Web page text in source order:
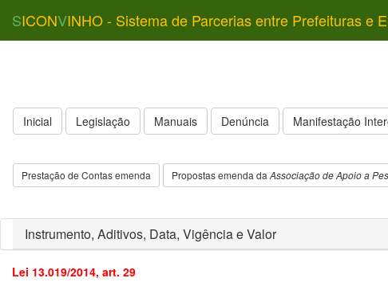
SICONVINHO - Sistema de Parcerias entre Prefeituras e
Inicial Legislação Manuais Denúncia Manifestação
Prestação de Contas emenda Propostas emenda da Associação de Apoio a
Instrumento, Aditivos, Data, Vigência e Valor
Lei 13.019/2014, art. 29